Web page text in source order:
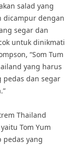
salad yang
dicampur dengan
segar dan
untuk dinikmati
“Som Tum
yang harus
pedas dan segar
Thailand
Tom Yum
pedas yang